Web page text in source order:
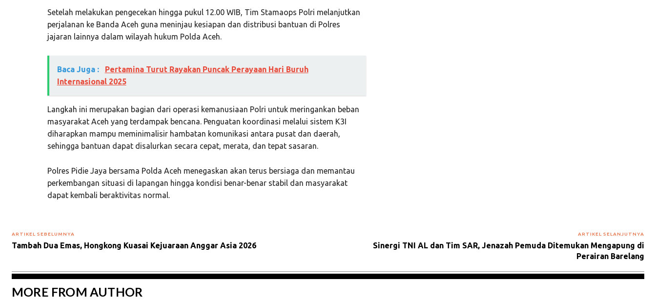
Setelah melakukan pengecekan hingga pukul 12.00 WIB, Tim Stamaops Polri melanjutkan
perjalanan ke Banda Aceh guna meninjau kesiapan dan distribusi bantuan di Polres
jajaran lainnya dalam wilayah hukum Polda Aceh.
Baca Juga :
Pertamina Turut Rayakan Puncak Perayaan Hari Buruh
Internasional 2025
Langkah ini merupakan bagian dari operasi kemanusiaan Polri untuk meringankan beban
masyarakat Aceh yang terdampak bencana. Penguatan koordinasi melalui sistem K3I
diharapkan mampu meminimalisir hambatan komunikasi antara pusat dan daerah,
sehingga bantuan dapat disalurkan secara cepat, merata, dan tepat sasaran.
Polres Pidie Jaya bersama Polda Aceh menegaskan akan terus bersiaga dan memantau
perkembangan situasi di lapangan hingga kondisi benar-benar stabil dan masyarakat
dapat kembali beraktivitas normal.
ARTIKEL SEBELUMNYA
Tambah Dua Emas, Hongkong Kuasai Kejuaraan Anggar Asia 2026
ARTIKEL SELANJUTNYA
Sinergi TNI AL dan Tim SAR, Jenazah Pemuda Ditemukan Mengapung di
Perairan Barelang
MORE FROM AUTHOR